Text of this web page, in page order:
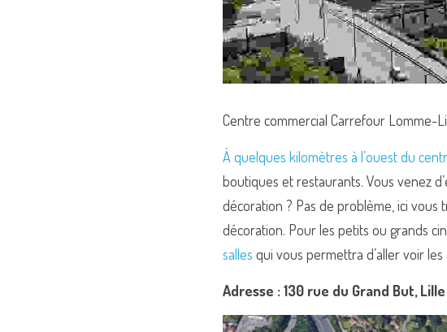
Centre commercial Carrefour Lomme-
À quelques kilomètres à l’ouest du
boutiques et restaurants. Vous venez
décoration ? Pas de problème, ici vous
décoration. Pour les petits ou grands
salles qui vous permettra d’aller voir
Adresse : 130 rue du Grand But,